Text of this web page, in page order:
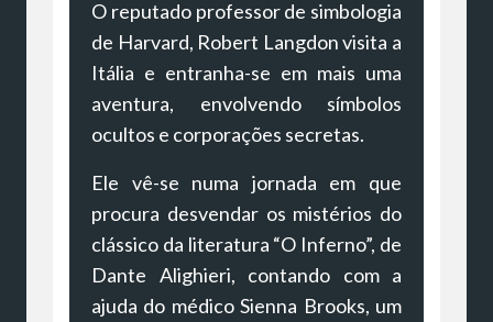
O reputado professor de simbologia
de Harvard, Robert Langdon visita a
Itália e entranha-se em mais uma
aventura, envolvendo símbolos
ocultos e corporações secretas.
Ele vê-se numa jornada em que
procura desvendar os mistérios do
clássico da literatura “O Inferno”, de
Dante Alighieri, contando com a
ajuda do médico Sienna Brooks, um